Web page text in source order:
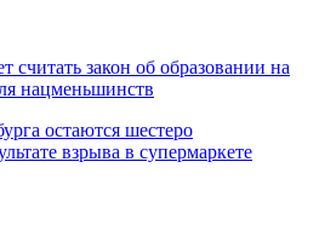
считать закон об образовании на
нацменьшинств
остаются шестеро
взрыва в супермаркете